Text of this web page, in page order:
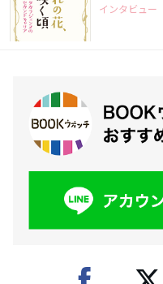
インタビュー